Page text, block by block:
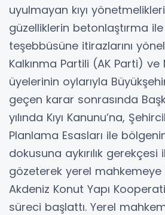
uyulmayan kıyı
güzelliklerin betonlaştırma
teşebbüsüne itirazlarını
Kalkınma Partili (AK Parti) ve
üyelerinin oylarıyla
geçen karar sonrasında
yılında Kıyı Kanunu’na,
Planlama Esasları ile
dokusuna aykırılık gerekçesi
gözeterek yerel
Akdeniz Konut Yapı
süreci başlattı. Yerel